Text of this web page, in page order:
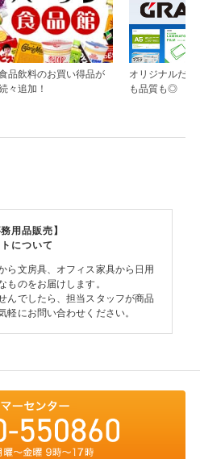
品飲料のお買い得品が
々追加！
オリジナルだか
も品質も◎
用品販売】
について
ら文房具、オフィス家具から日用
ものをお届けします。
んでしたら、担当スタッフが商品
軽にお問い合わせください。